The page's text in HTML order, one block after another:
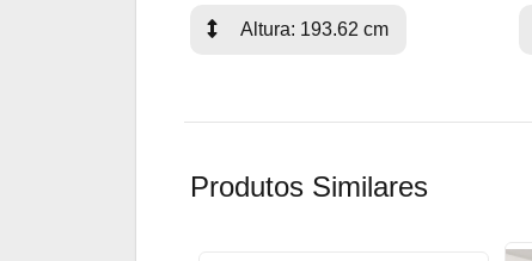
Altura: 193.62 cm
Produtos Similares